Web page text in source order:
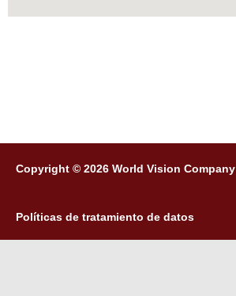
Copyright © 2026 World Vision Company
Políticas de tratamiento de datos